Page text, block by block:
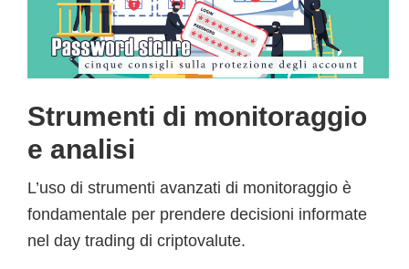
Strumenti di monitoraggio
e analisi
L’uso di strumenti avanzati di monitoraggio è
fondamentale per prendere decisioni informate
nel day trading di criptovalute.